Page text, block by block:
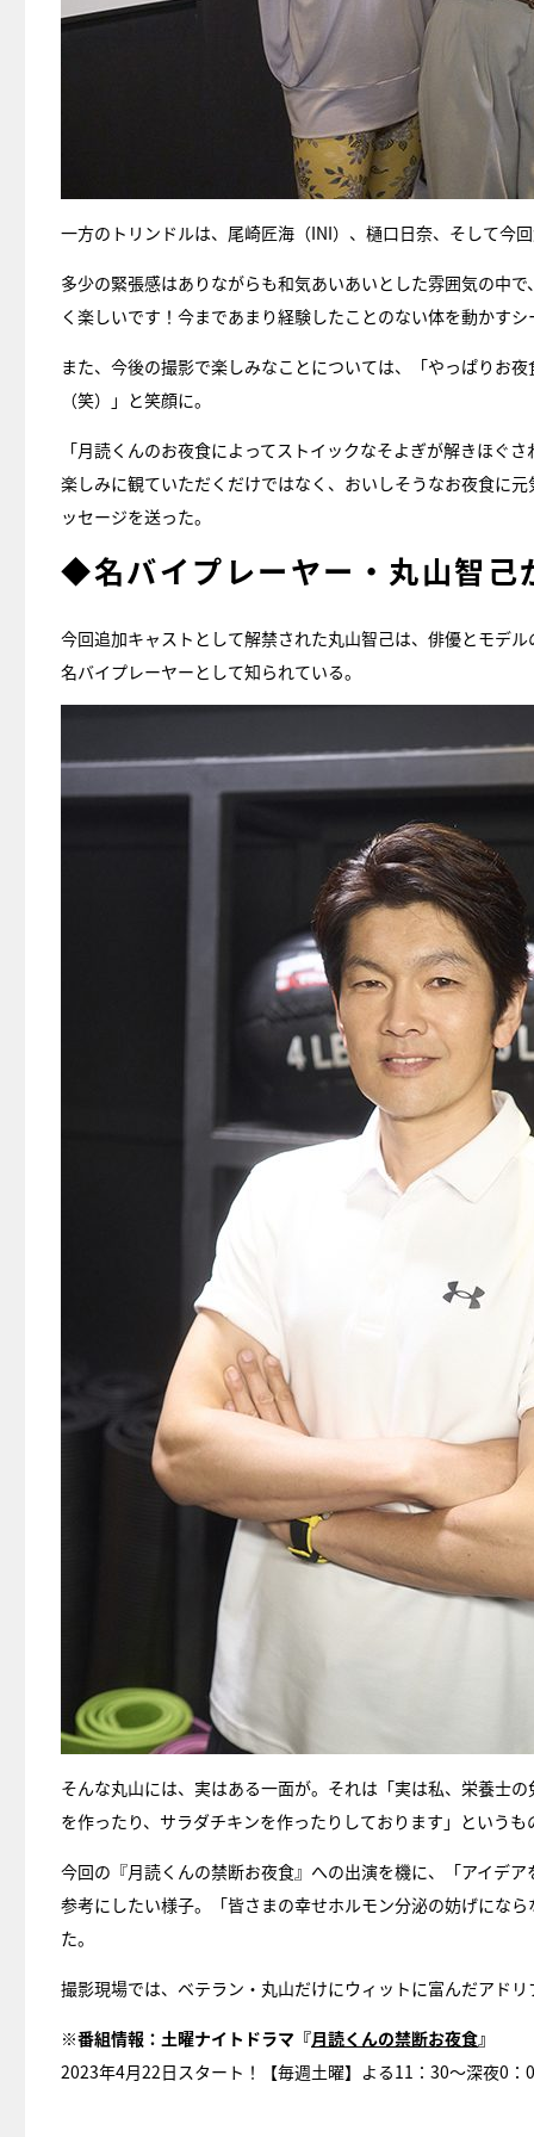
一方のトリンドルは、尾崎匠海（INI）、樋口日奈、そして今
多少の緊張感はありながらも和気あいあいとした雰囲気の中
く楽しいです！今まであまり経験したことのない体を動かす
また、今後の撮影で楽しみなことについては、「やっぱりお
（笑）」と笑顔に。
「月読くんのお夜食によってストイックなそよぎが解きほぐ
楽しみに観ていただくだけではなく、おいしそうなお夜食に
ッセージを送った。
◆名バイプレーヤー・丸山智己
今回追加キャストとして解禁された丸山智己は、俳優とモデ
名バイプレーヤーとして知られている。
そんな丸山には、実はある一面が。それは「実は私、栄養士
を作ったり、サラダチキンを作ったりしております」というも
今回の『月読くんの禁断お夜食』への出演を機に、「アイデ
参考にしたい様子。「皆さまの幸せホルモン分泌の妨げにな
た。
撮影現場では、ベテラン・丸山だけにウィットに富んだアド
※番組情報：土曜ナイトドラマ『月読くんの禁断お夜食』
2023年4月22日スタート！【毎週土曜】よる11：30～深夜0：